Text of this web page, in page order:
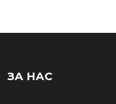
ЗА НАС